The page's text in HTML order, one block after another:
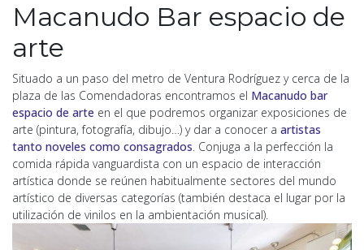
Macanudo Bar espacio de
arte
Situado a un paso del metro de Ventura Rodríguez y cerca de la
plaza de las Comendadoras encontramos el Macanudo bar
espacio de arte en el que podremos organizar exposiciones de
arte (pintura, fotografía, dibujo…) y dar a conocer a artistas
tanto noveles como consagrados. Conjuga a la perfección la
comida rápida vanguardista con un espacio de interacción
artística donde se reúnen habitualmente sectores del mundo
artístico de diversas categorías (también destaca el lugar por la
utilización de vinilos en la ambientación musical).